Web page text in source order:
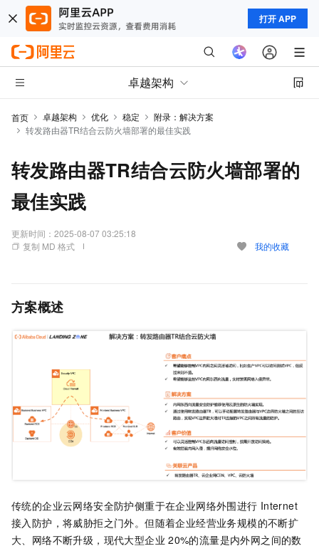
打开 APP
卓越架构
首页 卓越架构 优化 稳定
附录：解决方案
转发路由器TR结合云防火墙部署的最佳实践
转发路由器TR结合云防火墙部署的
最佳实践
更新时间： 2025-08-07 03:25:18
复制 MD 格式
我的收藏
方案概述
传统的企业云网络安全防护侧重于在企业网络外围进行 Internet
接入防护，将威胁拒之门外。但随着企业经营业务规模的不断扩
大、网络不断升级，现代大型企业 20%的流量是内外网之间的数